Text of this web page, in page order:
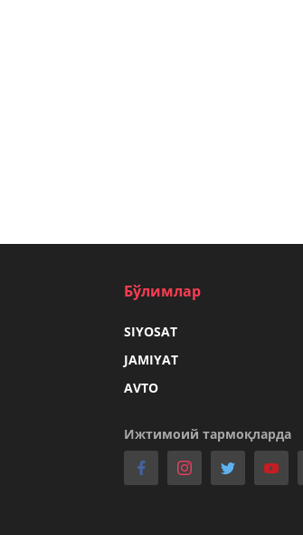
Бўлимлар
SIYOSAT
JAMIYAT
AVTO
Ижтимоий тармоқларда